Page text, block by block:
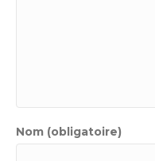
Nom (obligatoire)